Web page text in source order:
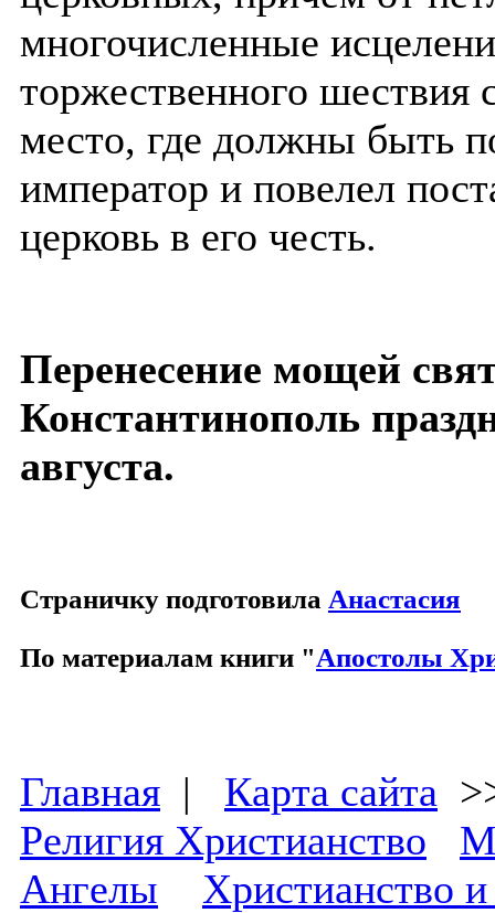
многочисленные
торжественного шествия
место, где должны быть
император и повелел
церковь в его честь.
Перенесение мощей
Константинополь
августа.
Страничку подготовила Анастасия
По материалам книги "Апостолы
Главная | Карта сайта
Религия Христианство
Ангелы
Христианство и